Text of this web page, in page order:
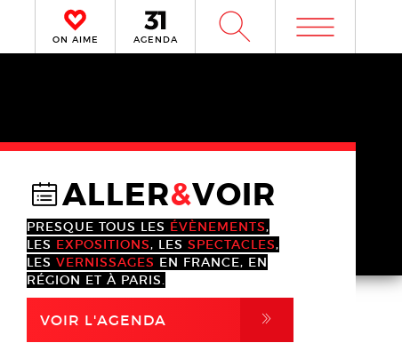
ON AIME AGENDA W m
@ALLER&VOIR
PRESQUE TOUS LES ÉVÈNEMENTS,
LES EXPOSITIONS, LES SPECTACLES,
LES VERNISSAGES EN FRANCE, EN
RÉGION ET À PARIS.
VOIR L'AGENDA ,